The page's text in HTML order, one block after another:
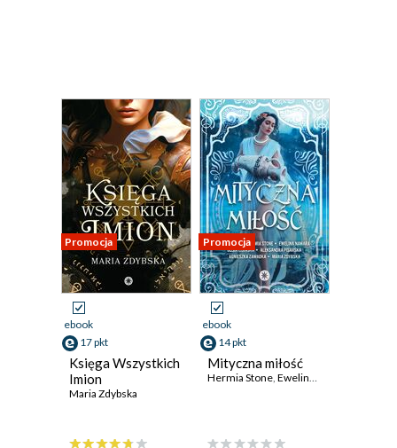
Promocja
ebook
17 pkt
Księga Wszystkich
Imion
Maria Zdybska
Promocja
ebook
14 pkt
Mityczna miłość
Hermia Stone, Ewelina Nawara